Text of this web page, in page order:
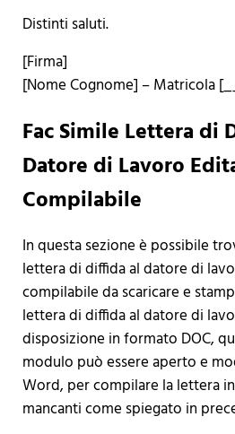
Distinti saluti.
[Firma]
[Nome Cognome] – Matricola
Fac Simile Lettera di
Datore di Lavoro
Compilabile
In questa sezione è possibile
lettera di diffida al datore di
compilabile da scaricare e
lettera di diffida al datore di
disposizione in formato DOC,
modulo può essere aperto e
Word, per compilare la lettera
mancanti come spiegato in